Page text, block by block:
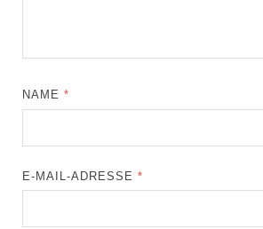
NAME*
E-MAIL-ADRESSE*